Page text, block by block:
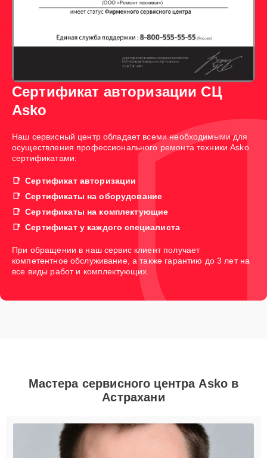
Сертификат авторизации СЦ
Asko
Наш сервисный центр обладает всеми необходимыми для
осуществления профессионального ремонта техники Asko
сертификатами:
Сертификат авторизации
Сертификаты на оборудование
Сертификаты на комплектующие
Сертификат у каждого специалиста
При обращении в наш сервис клиент получает
компетентное обслуживание, а также гарантию до 3 лет на
все виды работ и комплектующих.
Мастера сервисного центра Asko в
Астрахани